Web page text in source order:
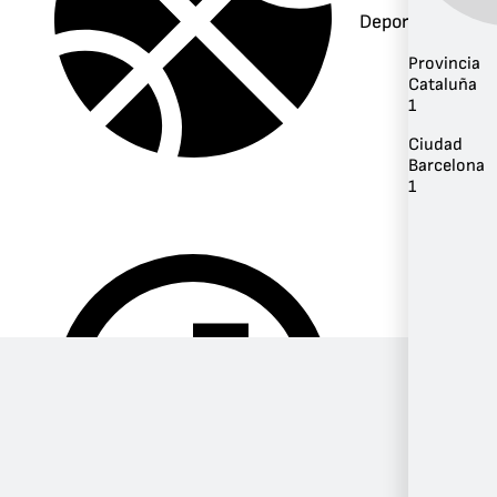
Deportes
Provincia
Cataluña
1
Ciudad
Barcelona
1